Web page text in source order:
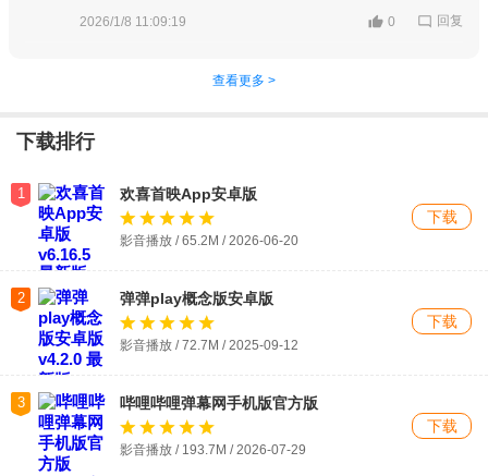
2026/1/8 11:09:19 0 回复
查看更多 >
下载排行
1 欢喜首映App安卓版
影音播放 / 65.2M / 2026-06-20
下载
2 弹弹play概念版安卓版
影音播放 / 72.7M / 2025-09-12
下载
3 哔哩哔哩弹幕网手机版官方版
影音播放 / 193.7M /2026-07-29
下载